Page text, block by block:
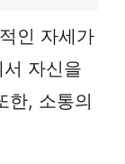
인 자세가
자신을
한, 소통의